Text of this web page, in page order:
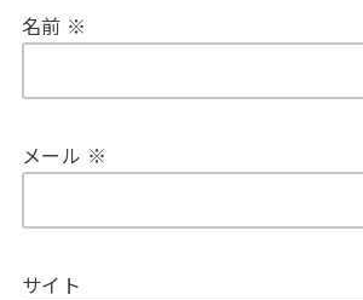
名前 ※
メール ※
サイト